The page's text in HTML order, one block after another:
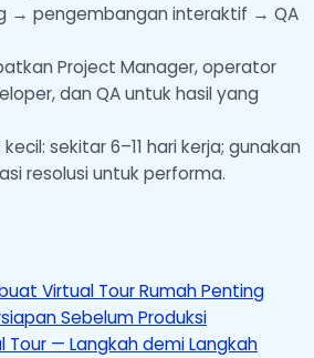
→ pengembangan interaktif → QA
Project Manager, operator
dan QA untuk hasil yang
sekitar 6–11 hari kerja; gunakan
resolusi untuk performa.
Virtual Tour Rumah Penting
Sebelum Produksi
Tour — Langkah demi Langkah